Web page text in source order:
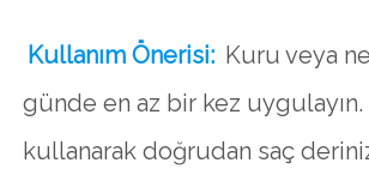
Kullanım Önerisi: Kuru veya
günde en az bir kez
kullanarak doğrudan saç